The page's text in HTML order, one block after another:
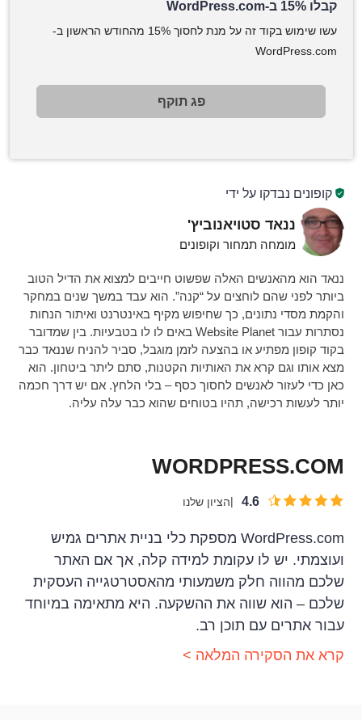
קופונים נבדקו על ידי
ננאד סטויאנוביץ'
מומחה תמחור וקופונים
ננאד הוא מהאנשים האלה שפשוט חייבים למצוא את הדיל הטוב
ביותר לפני שהם לוחצים על “קנה”. הוא עבד במשך שנים במחקר
והקמת מסדי נתונים, כך שחיפוש מקיף באינטרנט ואיתור הנחות
נסתרות עבור Website Planet באים לו לו בטבעיות. בין שמדובר
בקוד קופון מפתיע או בהצעה לזמן מוגבל, סביר להניח שננאד כבר
מצא אותו וגם קרא את האותיות הקטנות, סתם ליתר ביטחון. הוא
כאן כדי לעזור לאנשים לחסוך כסף – בלי הלחץ. אם יש דרך חכמה
יותר לעשות רכישה, תהיו בטוחים שהוא כבר עלה עליה.
קבלו 15% ב-WordPress.com
עשו שימוש בקוד זה על מנת לחסוך 15% מהחודש הראשון ב-
WordPress.com
פג תוקף
WORDPRESS.COM
4.6 הציון שלנו
WordPress.com מספקת כלי בניית אתרים גמיש
ועוצמתי. יש לו עקומת למידה קלה, אך אם האתר
שלכם מהווה חלק משמעותי מהאסטרטגייה העסקית
שלכם – הוא שווה את ההשקעה. היא מתאימה במיוחד
עבור אתרים עם תוכן רב.
קרא את הסקירה המלאה >